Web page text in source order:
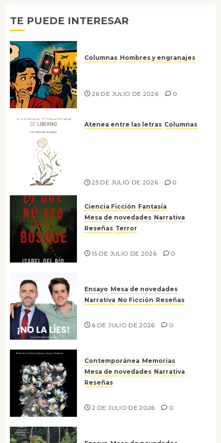
TE PUEDE INTERESAR
Columnas Hombres y engranajes
26 DE JULIO DE 2026 0
Atenea entre las letras Columnas
25 DE JULIO DE 2026 0
Ciencia Ficción Fantasía
Mesa de novedades Narrativa
Reseñas Terror
15 DE JULIO DE 2026 0
Ensayo Mesa de novedades
Narrativa No Ficción Reseñas
6 DE JULIO DE 2026 0
Contemporánea Memorias
Mesa de novedades Narrativa
Reseñas
2 DE JULIO DE 2026 0